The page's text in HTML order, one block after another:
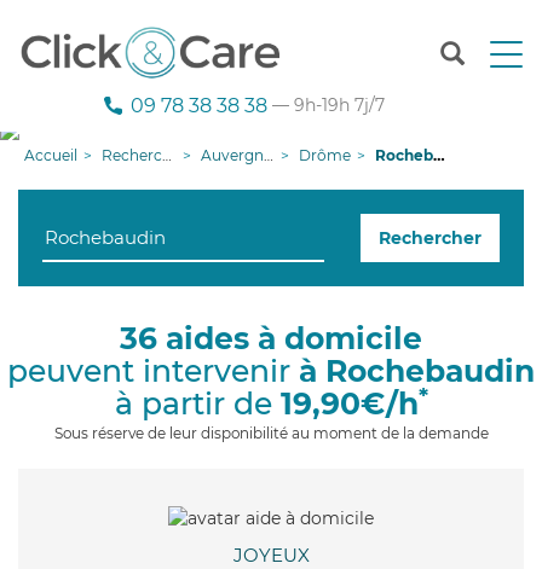
T
n
g
i
09 78 38 38 38 — 9h-19h 7j/7
Accueil Recherche aide à domicile Auvergne-Rhône-Alpes Drôme Rochebaudin
Rechercher
36 aides à domicile
peuvent intervenir à Rochebaudin
à partir de 19,90€/h*
Sous réserve de leur disponibilité au moment de la demande
JOYEUX